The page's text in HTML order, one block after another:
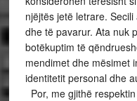
njëjtës jetë letrare.
dhe të pavarur. Ata nuk
botëkuptim të
mendimet dhe mësimet
identitetit personal dhe
Por, me gjithë